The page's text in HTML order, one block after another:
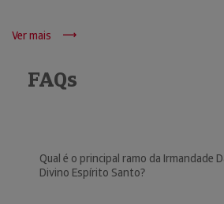
Ver mais
FAQs
Qual é o principal ramo da Irmandade
Divino Espírito Santo?